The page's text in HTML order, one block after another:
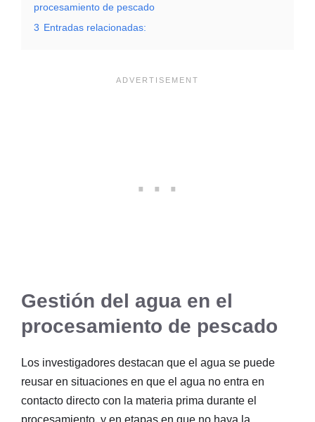
procesamiento de pescado
3 Entradas relacionadas:
Gestión del agua en el
procesamiento de pescado
Los investigadores destacan que el agua se puede
reusar en situaciones en que el agua no entra en
contacto directo con la materia prima durante el
procesamiento, y en etapas en que no haya la